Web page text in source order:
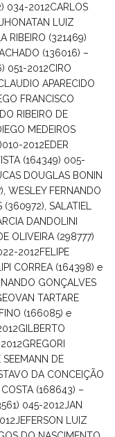
034-2012CARLOS
LUIZ
RIBEIRO (321469)
(136016) –
051-2012CIRO
APARECIDO
FRANCISCO
RIBEIRO DE
MEDEIROS
2012EDER
(164349) 005-
DOUGLAS BONIN
WESLEY FERNANDO
SALATIEL
DANDOLINI
OLIVEIRA (298777)
2012FELIPE
CORREA (164398) e
GONÇALVES
TARTARE
(166085) e
GILBERTO
GREGORI
SEEMANN DE
DA CONCEIÇÃO
(168643) –
045-2012JAN
JEFERSON LUIZ